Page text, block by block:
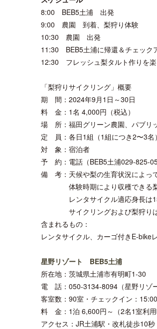
8:00 BEB5土浦 出発
9:00 農園 到着、梨狩り体験
10:30 農園 出発
11:30 BEB5土浦に帰還＆チェック
12:30 フレッシュ梨タルト作りを
「梨狩りサイクリング」概要
期 間：2024年9月1日～30日
料 金：1名 4,000円（税込）
場 所：福田グリーン農園、パブリ
定 員：各日1組（1組につき2〜3名）
対 象：宿泊者
予 約：電話（BEB5土浦029-825-
備 考：天候や梨の生育状況によっ
体験時期により収穫できる梨
レンタサイクル適応身長は
サイクリングおよび梨狩りは
含まれるもの：
レンタサイクル、カーゴ付きE-bike
星野リゾート BEB5土浦
所在地：茨城県土浦市有明町1-30
電 話：050-3134-8094（星野リゾ
客室数：90室・チェックイン：
料 金：1泊 6,600円～（2名1室利用
アクセス：JR土浦駅・改札徒歩10秒